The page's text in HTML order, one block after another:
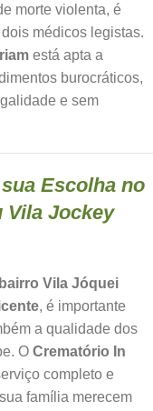
morte violenta, é
médicos legistas.
está apta a
burocráticos,
e sem
Escolha no
Vila Jockey
Vila Jóquei
, é importante
a qualidade dos
O Crematório In
completo e
família merecem